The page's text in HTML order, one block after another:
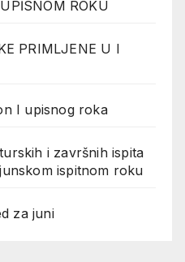
ROKU
PRIMLJENE U I
I upisnog roka
i završnih ispita
ispitnom roku
za juni